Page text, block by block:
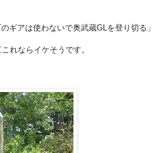
ギアは使わないで奥武蔵GLを登り切る」
れならイケそうです。